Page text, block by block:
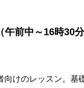
午前中～16時30
向けのレッスン。基